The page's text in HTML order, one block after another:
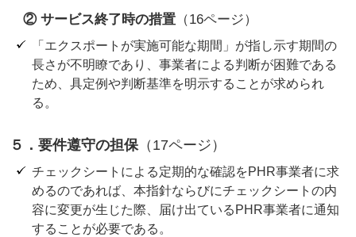
② サービス終了時の措置 （16ページ）
「エクスポートが実施可能な期間」が指し示す期間の
長さが不明瞭であり、事業者による判断が困難である
ため、具定例や判断基準を明示することが求められ
る。
５．要件遵守の担保 （17ページ）
チェックシートによる定期的な確認をPHR事業者に求
めるのであれば、本指針ならびにチェックシートの内
容に変更が生じた際、届け出ているPHR事業者に通知
することが必要である。